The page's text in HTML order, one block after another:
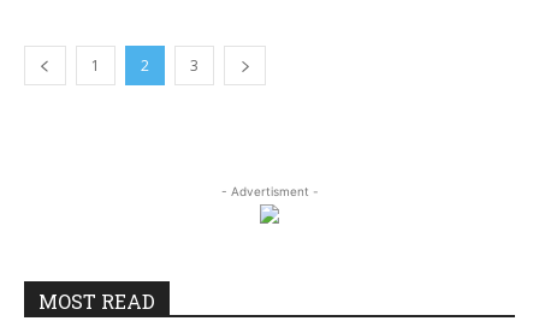
1 2 3
- Advertisment -
MOST READ